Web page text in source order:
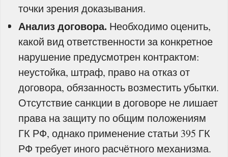
точки зрения доказывания.
Анализ договора. Необходимо оценить,
какой вид ответственности за конкретное
нарушение предусмотрен контрактом:
неустойка, штраф, право на отказ от
договора, обязанность возместить убытки.
Отсутствие санкции в договоре не лишает
права на защиту по общим положениям
ГК РФ, однако применение статьи 395 ГК
РФ требует иного расчётного механизма.